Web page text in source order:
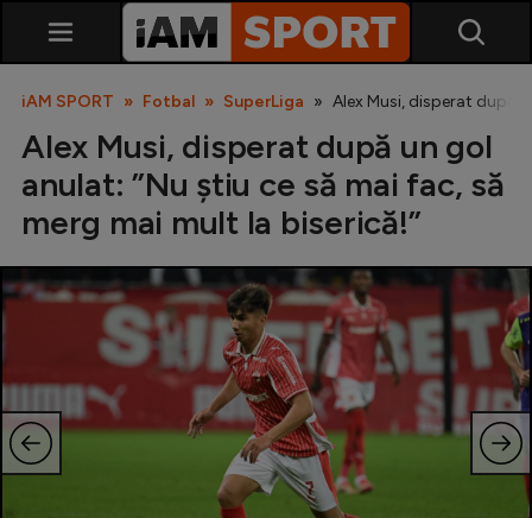
SuperLiga
Liga 2
Cupa României
Echipa Națională
iAM SPORT Fotbal SuperLiga Alex Musi, disperat după
Alex Musi, disperat după un gol
anulat: ”Nu știu ce să mai fac, să
merg mai mult la biserică!”